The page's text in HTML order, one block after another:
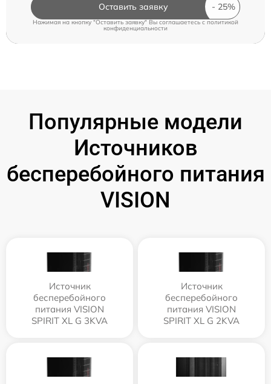
Оставить заявку
Нажимая на кнопку "Оставить заявку" Вы соглашаетесь cполитикой
конфиденциальности
Популярные модели
Источников
бесперебойного питания
VISION
Источник
бесперебойного
питания VISION
SPIRIT XL G 3KVA
Источник
бесперебойного
питания VISION
SPIRIT XL G 2KVA